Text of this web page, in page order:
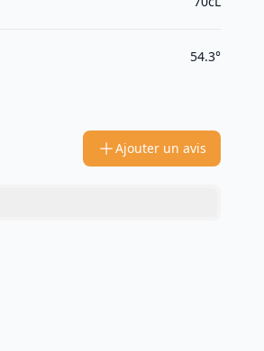
54.3°
Ajouter un avis